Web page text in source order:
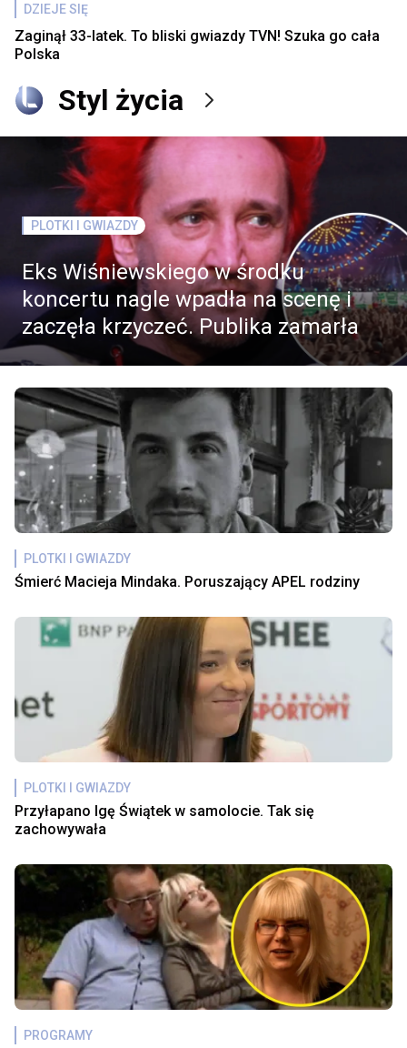
DZIEJE SIĘ
Zaginął 33-latek. To bliski gwiazdy TVN! Szuka go cała
Polska
Styl życia
PLOTKI I GWIAZDY
Eks Wiśniewskiego w środku
koncertu nagle wpadła na scenę i
zaczęła krzyczeć. Publika zamarła
PLOTKI I GWIAZDY
Śmierć Macieja Mindaka. Poruszający APEL rodziny
PLOTKI I GWIAZDY
Przyłapano Igę Świątek w samolocie. Tak się
zachowywała
PROGRAMY